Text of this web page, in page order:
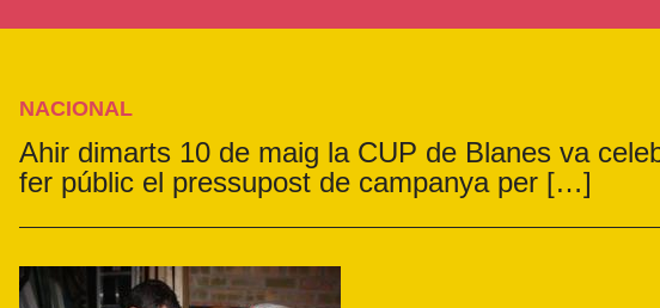
NACIONAL
Ahir dimarts 10 de maig la CUP de Blanes va
fer públic el pressupost de campanya per […]